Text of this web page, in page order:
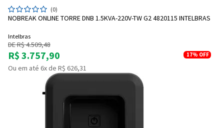
(0)
NOBREAK ONLINE TORRE DNB 1.5KVA-220V-TW G2 4820115 INTELBRAS
Intelbras
DE R$ 4.509,48
R$ 3.757,90 17% OFF
Ou em até 6x de R$ 626,31